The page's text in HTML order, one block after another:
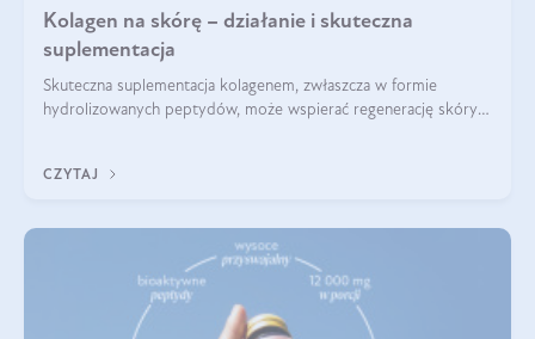
Kolagen na skórę – działanie i skuteczna
suplementacja
Skuteczna suplementacja kolagenem, zwłaszcza w formie
hydrolizowanych peptydów, może wspierać regenerację skóry i
CZYTAJ